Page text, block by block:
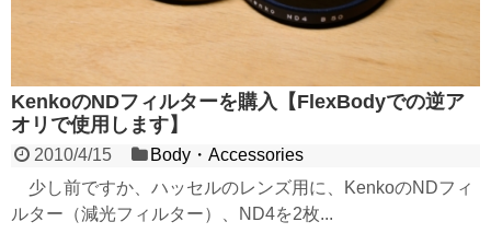
KenkoのNDフィルターを購入【FlexBodyでの逆ア
オリで使用します】
2010/4/15
Body・Accessories
少し前ですか、ハッセルのレンズ用に、KenkoのNDフィ
ルター（減光フィルター）、ND4を2枚...